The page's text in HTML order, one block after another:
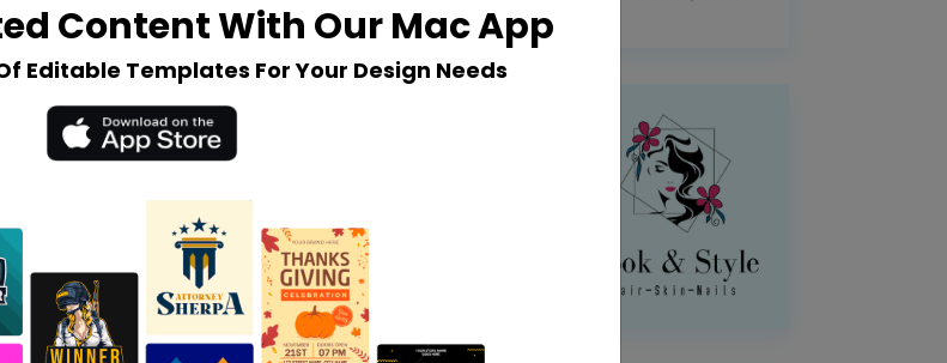
Content With Our Mac App
Editable Templates For Your Design Needs